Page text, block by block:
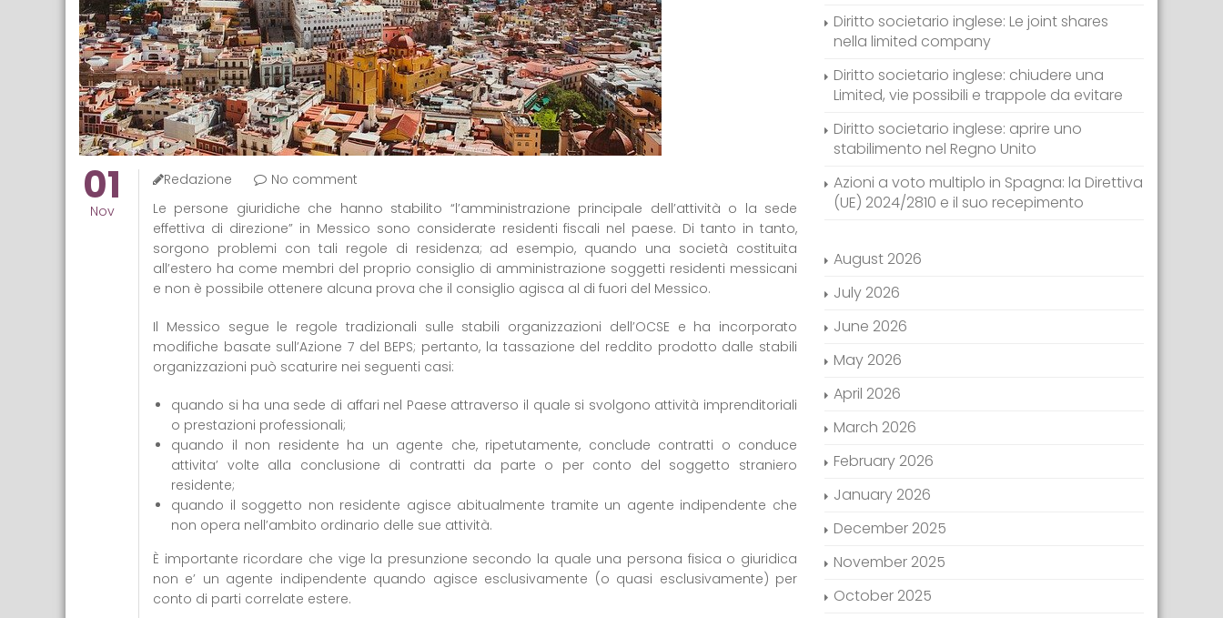
01
Nov
Redazione
No comment
Le persone giuridiche che hanno stabilito “l’amministrazione principale dell’attività o la sede
effettiva di direzione” in Messico sono considerate residenti fiscali nel paese. Di tanto in tanto,
sorgono problemi con tali regole di residenza; ad esempio, quando una società costituita
all’estero ha come membri del proprio consiglio di amministrazione soggetti residenti messicani
e non è possibile ottenere alcuna prova che il consiglio agisca al di fuori del Messico.
Il Messico segue le regole tradizionali sulle stabili organizzazioni dell’OCSE e ha incorporato
modifiche basate sull’Azione 7 del BEPS; pertanto, la tassazione del reddito prodotto dalle stabili
organizzazioni può scaturire nei seguenti casi:
quando si ha una sede di affari nel Paese attraverso il quale si svolgono attività imprenditoriali
o prestazioni professionali;
quando il non residente ha un agente che, ripetutamente, conclude contratti o conduce
attivita’ volte alla conclusione di contratti da parte o per conto del soggetto straniero
residente;
quando il soggetto non residente agisce abitualmente tramite un agente indipendente che
non opera nell’ambito ordinario delle sue attività.
È importante ricordare che vige la presunzione secondo la quale una persona fisica o giuridica
non e’ un agente indipendente quando agisce esclusivamente (o quasi esclusivamente) per
conto di parti correlate estere.
Diritto societario inglese: Le joint shares
nella limited company
Diritto societario inglese: chiudere una
Limited, vie possibili e trappole da evitare
Diritto societario inglese: aprire uno
stabilimento nel Regno Unito
Azioni a voto multiplo in Spagna: la Direttiva
(UE) 2024/2810 e il suo recepimento
August 2026
July 2026
June 2026
May 2026
April 2026
March 2026
February 2026
January 2026
December 2025
November 2025
October 2025